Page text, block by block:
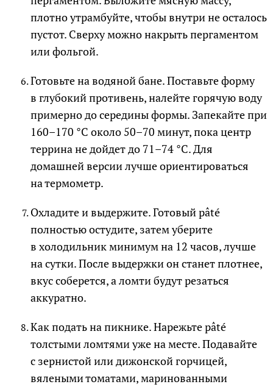
плотно утрамбуйте, чтобы внутри не осталось
пустот. Сверху можно накрыть пергаментом
или фольгой.
Готовьте на водяной бане. Поставьте форму
в глубокий противень, налейте горячую воду
примерно до середины формы. Запекайте при
160–170 °C около 50–70 минут, пока центр
террина не дойдет до 71–74 °C. Для
домашней версии лучше ориентироваться
на термометр.
Охладите и выдержите. Готовый pâté
полностью остудите, затем уберите
в холодильник минимум на 12 часов, лучше
на сутки. После выдержки он станет плотнее,
вкус соберется, а ломти будут резаться
аккуратно.
Как подать на пикнике. Нарежьте pâté
толстыми ломтями уже на месте. Подавайте
с зернистой или дижонской горчицей,
вялеными томатами, маринованными